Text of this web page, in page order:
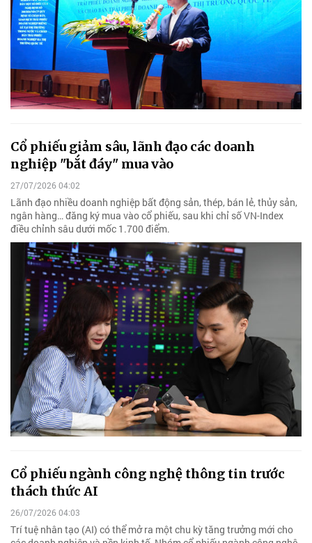
Cổ phiếu giảm sâu, lãnh đạo các doanh
nghiệp "bắt đáy" mua vào
27/07/2026 04:02
Lãnh đạo nhiều doanh nghiệp bất động sản, thép, bán lẻ, thủy sản,
ngân hàng… đăng ký mua vào cổ phiếu, sau khi chỉ số VN-Index
điều chỉnh sâu dưới mốc 1.700 điểm.
Cổ phiếu ngành công nghệ thông tin trước
thách thức AI
26/07/2026 04:03
Trí tuệ nhân tạo (AI) có thể mở ra một chu kỳ tăng trưởng mới cho